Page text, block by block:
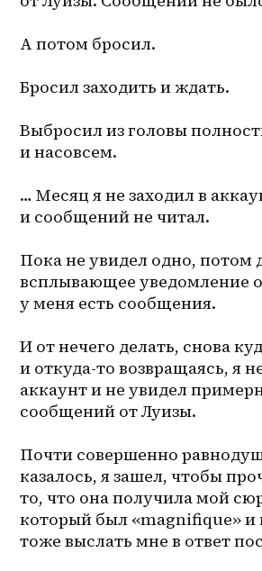
А потом бросил.
Бросил заходить и ждать.
Выбросил из головы
и насовсем.
… Месяц я не заходил в
и сообщений не читал.
Пока не увидел одно, потом
всплывающее уведомление о
у меня есть сообщения.
И от нечего делать, снова
и откуда-то возвращаясь, я
аккаунт и не увидел
сообщений от Луизы.
Почти совершенно
казалось, я зашел, чтобы
то, что она получила мой
который был «magnifique» и
тоже выслать мне в ответ